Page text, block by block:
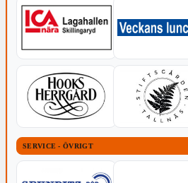
SERVICE - ÖVRIGT